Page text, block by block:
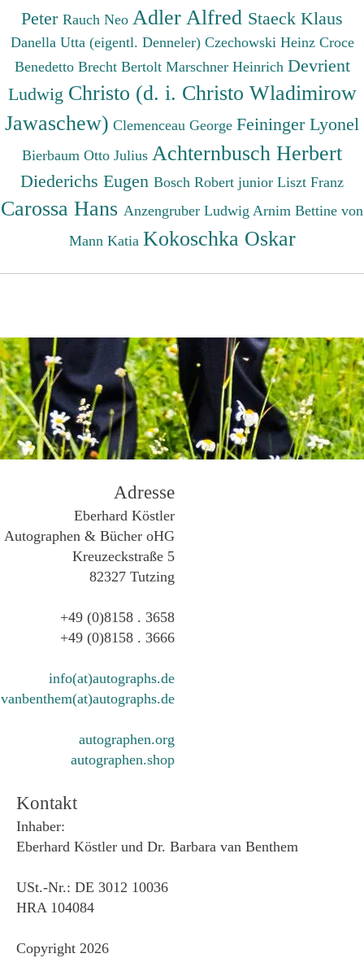
Peter Rauch Neo Adler Alfred Staeck Klaus
Danella Utta (eigentl. Denneler) Czechowski Heinz Croce
Benedetto Brecht Bertolt Marschner Heinrich Devrient
Ludwig Christo (d. i. Christo Wladimirow
Jawaschew) Clemenceau George Feininger Lyonel
Bierbaum Otto Julius Achternbusch Herbert
Diederichs Eugen Bosch Robert junior Liszt Franz
Carossa Hans Anzengruber Ludwig Arnim Bettine von
Mann Katia Kokoschka Oskar
Adresse
Eberhard Köstler
Autographen & Bücher oHG
Kreuzeckstraße 5
82327 Tutzing
+49 (0)8158 . 3658
+49 (0)8158 . 3666
info(at)autographs.de
vanbenthem(at)autographs.de
autographen.org
autographen.shop
Kontakt
Inhaber:
Eberhard Köstler und Dr. Barbara van Benthem
USt.-Nr.: DE 3012 10036
HRA 104084
Copyright 2026